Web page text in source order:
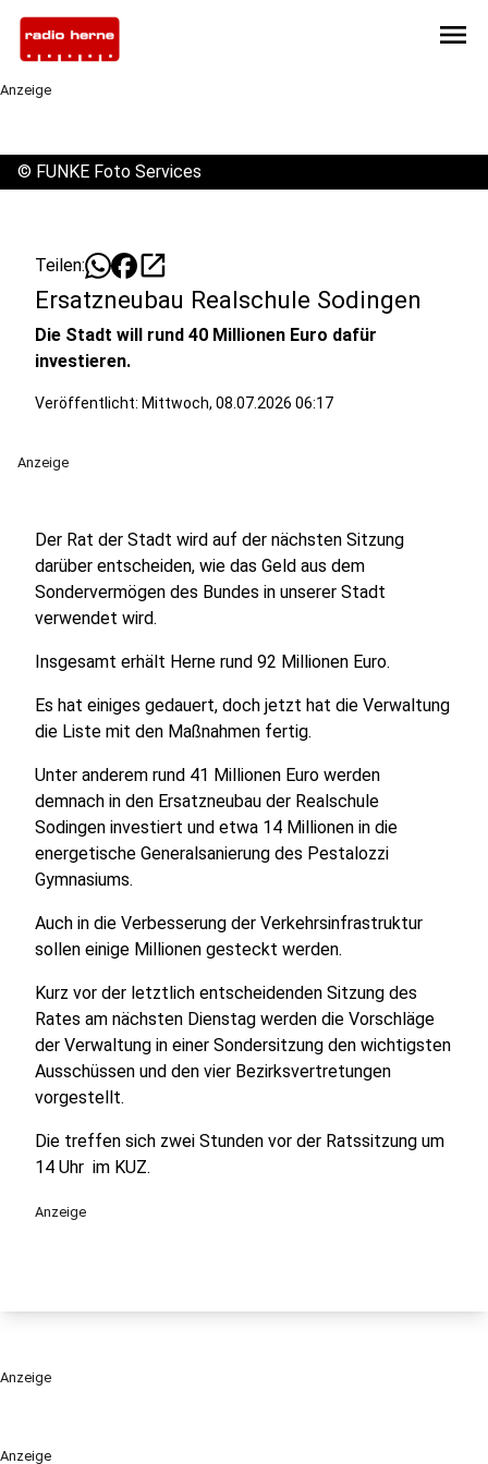
menu
Anzeige
Anzeige
© FUNKE Foto Services
Teilen: open_in_new
Ersatzneubau Realschule Sodingen
Die Stadt will rund 40 Millionen Euro dafür
investieren.
Veröffentlicht: Mittwoch, 08.07.2026 06:17
Anzeige
Der Rat der Stadt wird auf der nächsten Sitzung
darüber entscheiden, wie das Geld aus dem
Sondervermögen des Bundes in unserer Stadt
verwendet wird.
Insgesamt erhält Herne rund 92 Millionen Euro.
Es hat einiges gedauert, doch jetzt hat die Verwaltung
die Liste mit den Maßnahmen fertig.
Unter anderem rund 41 Millionen Euro werden
demnach in den Ersatzneubau der Realschule
Sodingen investiert und etwa 14 Millionen in die
energetische Generalsanierung des Pestalozzi
Gymnasiums.
Auch in die Verbesserung der Verkehrsinfrastruktur
sollen einige Millionen gesteckt werden.
Kurz vor der letztlich entscheidenden Sitzung des
Rates am nächsten Dienstag werden die Vorschläge
der Verwaltung in einer Sondersitzung den wichtigsten
Ausschüssen und den vier Bezirksvertretungen
vorgestellt.
Die treffen sich zwei Stunden vor der Ratssitzung um
14 Uhr im KUZ.
Anzeige
Anzeige